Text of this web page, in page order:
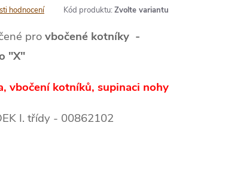
hodnocení Kód produktu: Zvolte variantu
provbočené kotníky -
"X"
vbočení kotníků, supinaci nohy
I. třídy - 00862102